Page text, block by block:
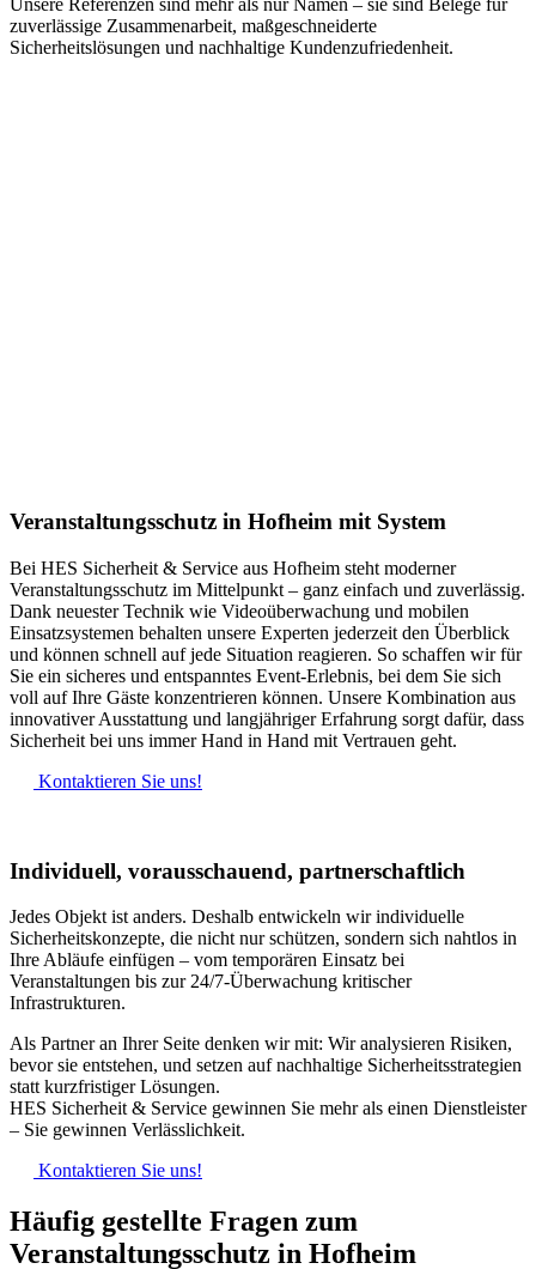
zuverlässige Zusammenarbeit, maßgeschneiderte
Sicherheitslösungen und nachhaltige Kundenzufriedenheit.
Veranstaltungsschutz in Hofheim mit System
Bei HES Sicherheit & Service aus Hofheim steht moderner
Veranstaltungsschutz im Mittelpunkt – ganz einfach und zuverlässig.
Dank neuester Technik wie Videoüberwachung und mobilen
Einsatzsystemen behalten unsere Experten jederzeit den Überblick
und können schnell auf jede Situation reagieren. So schaffen wir für
Sie ein sicheres und entspanntes Event-Erlebnis, bei dem Sie sich
voll auf Ihre Gäste konzentrieren können. Unsere Kombination aus
innovativer Ausstattung und langjähriger Erfahrung sorgt dafür, dass
Sicherheit bei uns immer Hand in Hand mit Vertrauen geht.
Kontaktieren Sie uns!
Individuell, vorausschauend, partnerschaftlich
Jedes Objekt ist anders. Deshalb entwickeln wir individuelle
Sicherheitskonzepte, die nicht nur schützen, sondern sich nahtlos in
Ihre Abläufe einfügen – vom temporären Einsatz bei
Veranstaltungen bis zur 24/7-Überwachung kritischer
Infrastrukturen.
Als Partner an Ihrer Seite denken wir mit: Wir analysieren Risiken,
bevor sie entstehen, und setzen auf nachhaltige Sicherheitsstrategien
statt kurzfristiger Lösungen.
HES Sicherheit & Service gewinnen Sie mehr als einen Dienstleister
– Sie gewinnen Verlässlichkeit.
Kontaktieren Sie uns!
Häufig gestellte Fragen zum
Veranstaltungsschutz in Hofheim